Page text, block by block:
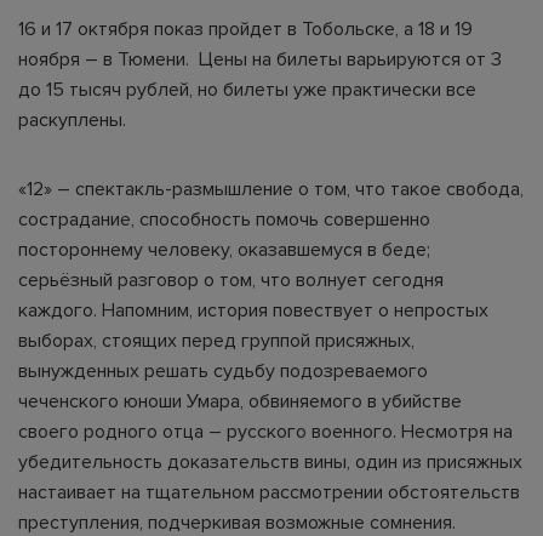
16 и 17 октября показ пройдет в Тобольске, а 18 и 19
ноября – в Тюмени. Цены на билеты варьируются от 3
до 15 тысяч рублей, но билеты уже практически все
раскуплены.
«12» – спектакль-размышление о том, что такое свобода,
сострадание, способность помочь совершенно
постороннему человеку, оказавшемуся в беде;
серьёзный разговор о том, что волнует сегодня
каждого. Напомним, история повествует о непростых
выборах, стоящих перед группой присяжных,
вынужденных решать судьбу подозреваемого
чеченского юноши Умара, обвиняемого в убийстве
своего родного отца – русского военного. Несмотря на
убедительность доказательств вины, один из присяжных
настаивает на тщательном рассмотрении обстоятельств
преступления, подчеркивая возможные сомнения.